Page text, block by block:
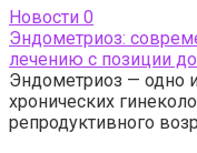
Новости 0
Эндометриоз:
лечению с позиции
Эндометриоз — одно
хронических
репродуктивного